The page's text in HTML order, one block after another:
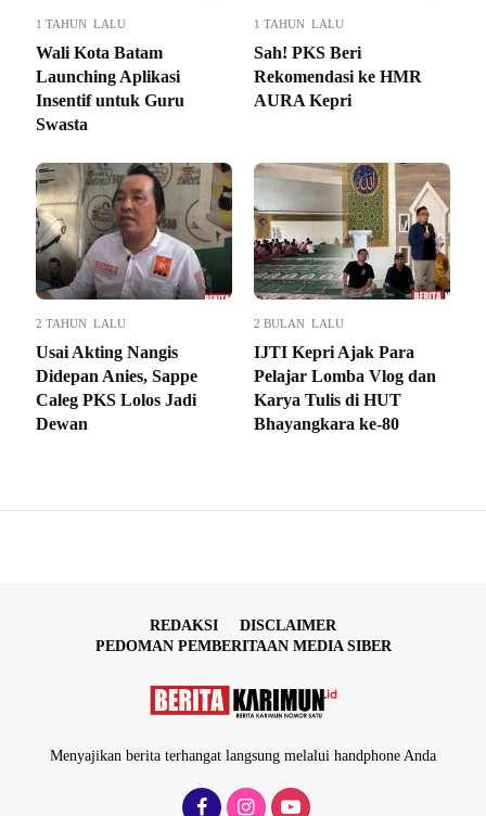
1 TAHUN LALU
Wali Kota Batam
Launching Aplikasi
Insentif untuk Guru
Swasta
1 TAHUN LALU
Sah! PKS Beri
Rekomendasi ke HMR
AURA Kepri
2 TAHUN LALU
Usai Akting Nangis
Didepan Anies, Sappe
Caleg PKS Lolos Jadi
Dewan
2 BULAN LALU
IJTI Kepri Ajak Para
Pelajar Lomba Vlog dan
Karya Tulis di HUT
Bhayangkara ke-80
REDAKSI
DISCLAIMER
PEDOMAN PEMBERITAAN MEDIA SIBER
Menyajikan berita terhangat langsung melalui handphone Anda